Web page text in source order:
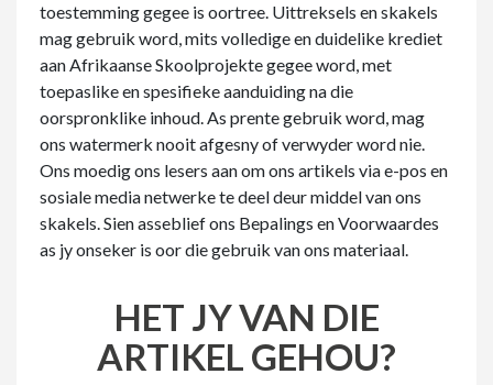
toestemming gegee is oortree. Uittreksels en skakels
mag gebruik word, mits volledige en duidelike krediet
aan Afrikaanse Skoolprojekte gegee word, met
toepaslike en spesifieke aanduiding na die
oorspronklike inhoud. As prente gebruik word, mag
ons watermerk nooit afgesny of verwyder word nie.
Ons moedig ons lesers aan om ons artikels via e-pos en
sosiale media netwerke te deel deur middel van ons
skakels. Sien asseblief ons Bepalings en Voorwaardes
as jy onseker is oor die gebruik van ons materiaal.
HET JY VAN DIE
ARTIKEL GEHOU?